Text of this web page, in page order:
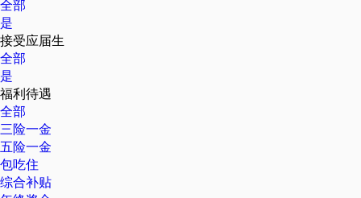
全部
是
接受应届生
全部
是
福利待遇
全部
三险一金
五险一金
包吃住
综合补贴